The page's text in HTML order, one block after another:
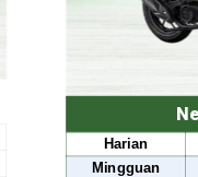
24 jam
7 hari